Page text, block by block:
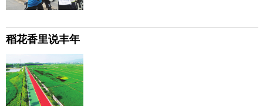
稻花香里说丰年